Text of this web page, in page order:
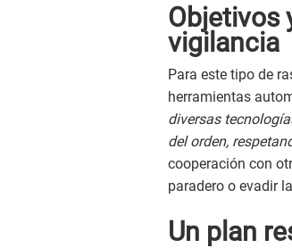
Objetivos
vigilancia
Para este tipo de
herramientas
diversas
del orden,
cooperación con
paradero o evadir
Un plan